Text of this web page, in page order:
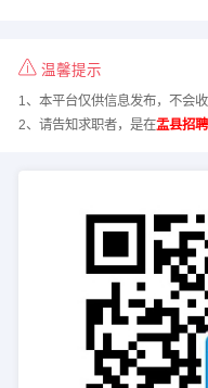
温馨提示
1、本平台仅供信息发布，不会
2、请告知求职者，是在盂县招